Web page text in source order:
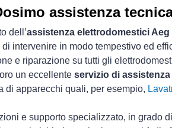
assistenza
dell’assistenza elettrodomestici Aeg
intervenire in modo tempestivo ed
e riparazione su tutti gli
un eccellente servizio di
di apparecchi quali, per esempio,
e supporto specializzato, in grado